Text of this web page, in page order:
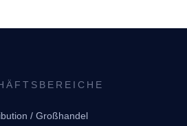
/ Großhandel